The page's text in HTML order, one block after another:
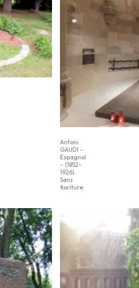
Antoni
GAUDI –
Espagnol
– (1852-
1926).
Sans
fioriture.